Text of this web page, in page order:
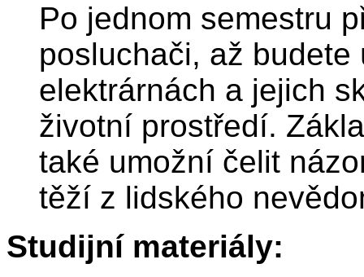
Po jednom semestru
posluchači, až
elektrárnách a jejich
životní prostředí.
také umožní čelit
těží z lidského
Studijní materiály: